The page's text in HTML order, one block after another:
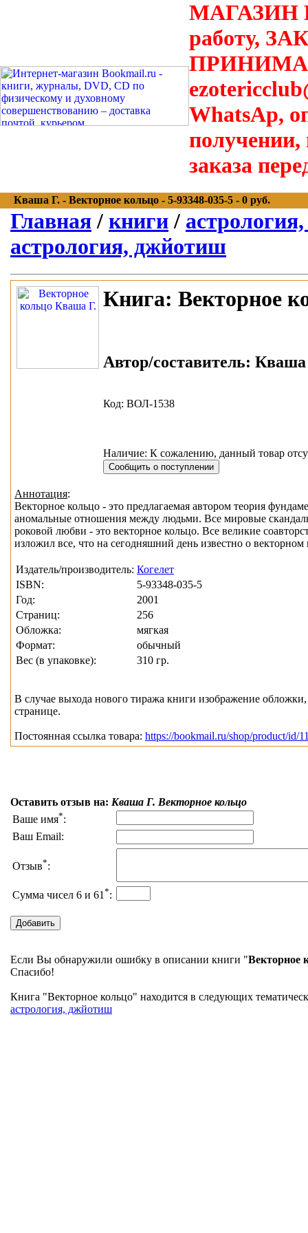
МАГАЗИН
работу,
WhatsAp,
получении,
заказа
Кваша Г. - Векторное кольцо - 5-93348-035-5 - 0 руб.
Главная / книги /
астрология, джйотиш
Книга: Векторное
Автор/составитель: Кваша
Код: ВОЛ-1538
Наличие: К сожалению, данный товар
Аннотация:
Векторное кольцо - это предлагаемая автором теория
аномальные отношения между людьми. Все мировые
роковой любви - это векторное кольцо. Все великие
изложил все, что на сегодняшний день известно о векторном
Издатель/производитель: Когелет
ISBN:
5-93348-035-5
Год:
2001
Страниц:
256
Обложка:
мягкая
Формат:
обычный
Вес (в упаковке):
310 гр.
В случае выхода нового тиража книги изображение
странице.
Постоянная ссылка товара: https://bookmail.ru/shop/product/id/
Оставить отзыв на: Кваша Г. Векторное кольцо
Ваше имя*:
Ваш Email:
Отзыв*:
Сумма чисел 6 и 61*:
Если Вы обнаружили ошибку в описании книги "Векторное
Спасибо!
Книга "Векторное кольцо" находится в следующих
астрология, джйотиш